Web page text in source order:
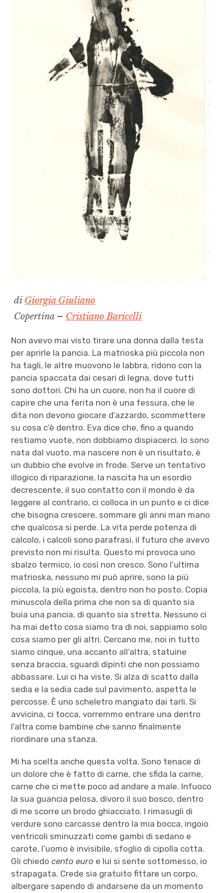
di Giorgia Giuliano
Copertina – Cristiano Baricelli
Non avevo mai visto tirare una donna dalla testa
per aprirle la pancia. La matrioska più piccola non
ha tagli, le altre muovono le labbra, ridono con la
pancia spaccata dai cesari di legna, dove tutti
sono dottori. Chi ha un cuore, non ha il cuore di
capire che una ferita non è una fessura, che le
dita non devono giocare d’azzardo, scommettere
su cosa c’è dentro. Eva dice che, fino a quando
restiamo vuote, non dobbiamo dispiacerci. Io sono
nata dal vuoto, ma nascere non è un risultato, è
un dubbio che evolve in frode. Serve un tentativo
illogico di riparazione, la nascita ha un esordio
decrescente, il suo contatto con il mondo è da
leggere al contrario, ci colloca in un punto e ci dice
che bisogna crescere, sommare gli anni man mano
che qualcosa si perde. La vita perde potenza di
calcolo, i calcoli sono parafrasi, il futuro che avevo
previsto non mi risulta. Questo mi provoca uno
sbalzo termico, io così non cresco. Sono l’ultima
matrioska, nessuno mi può aprire, sono la più
piccola, la più egoista, dentro non ho posto. Copia
minuscola della prima che non sa di quanto sia
buia una pancia, di quanto sia stretta. Nessuno ci
ha mai detto cosa siamo tra di noi, sappiamo solo
cosa siamo per gli altri. Cercano me, noi in tutto
siamo cinque, una accanto all’altra, statuine
senza braccia, sguardi dipinti che non possiamo
abbassare. Lui ci ha viste. Si alza di scatto dalla
sedia e la sedia cade sul pavimento, aspetta le
percosse. È uno scheletro mangiato dai tarli. Si
avvicina, ci tocca, vorremmo entrare una dentro
l’altra come bambine che sanno finalmente
riordinare una stanza.
Mi ha scelta anche questa volta. Sono tenace di
un dolore che è fatto di carne, che sfida la carne,
carne che ci mette poco ad andare a male. Infuoco
la sua guancia pelosa, divoro il suo bosco, dentro
di me scorre un brodo ghiacciato. I rimasugli di
verdure sono carcasse dentro la mia bocca, ingoio
ventricoli sminuzzati come gambi di sedano e
carote, l’uomo è invisibile, sfoglio di cipolla cotta.
Gli chiedo cento euro e lui si sente sottomesso, io
strapagata. Crede sia gratuito fittare un corpo,
albergare sapendo di andarsene da un momento